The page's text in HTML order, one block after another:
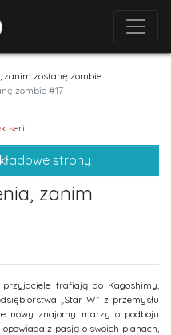
zanim zostanę zombie
zombie #17
strony
zanim
trafiają do Kagoshimy,
„Star W” z przemysłu
nowy znajomy marzy o podboju
z pasją o swoich planach,